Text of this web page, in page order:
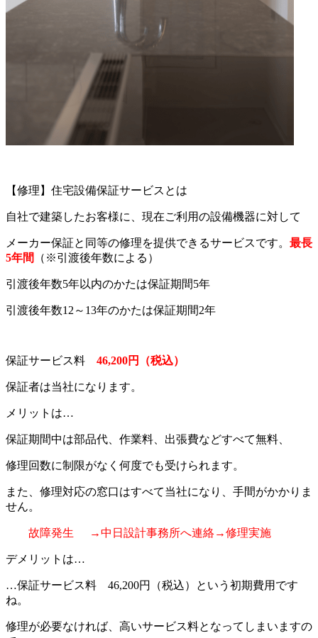
【修理】住宅設備保証サービスとは
自社で建築したお客様に、現在ご利用の設備機器に対して
メーカー保証と同等の修理を提供できるサービスです。 最長
5年間
（※引渡後年数による）
引渡後年数5年以内のかたは保証期間5年
引渡後年数12～13年のかたは保証期間2年
保証サービス料 46,200円（税込）
保証者は当社になります。
メリットは…
保証期間中は部品代、作業料、出張費などすべて無料、
修理回数に制限がなく何度でも受けられます。
また、修理対応の窓口はすべて当社になり、手間がかかりま
せん。
故障発生 →中日設計事務所へ連絡→修理実施
デメリットは…
…保証サービス料 46,200円（税込）という初期費用です
ね。
修理が必要なければ、高いサービス料となってしまいますの